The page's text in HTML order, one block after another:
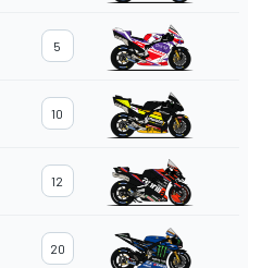
5
10
12
20